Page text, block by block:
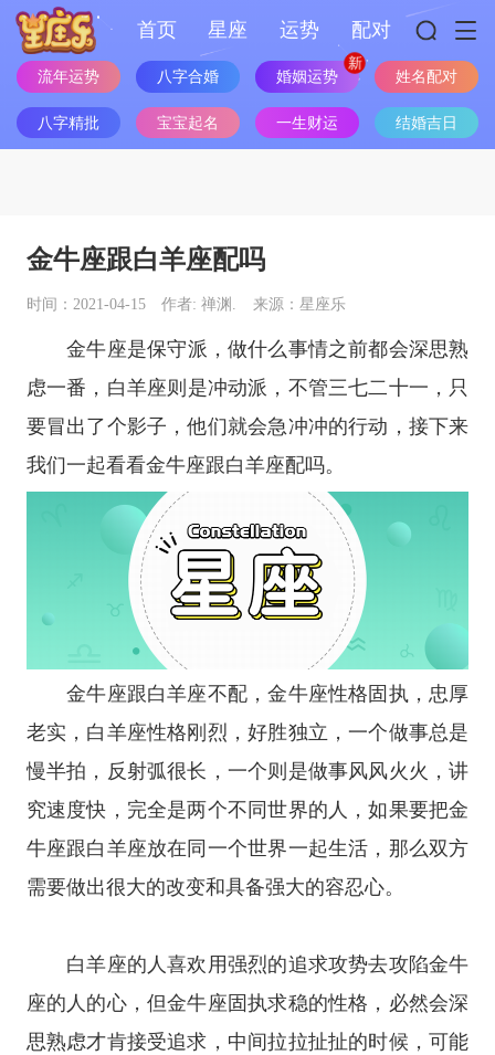
首页 星座 运势 配对
流年运势 八字合婚 婚姻运势 姓名配对
八字精批 宝宝起名 一生财运 结婚吉日
金牛座跟白羊座配吗
时间：2021-04-15 作者: 禅渊. 来源：星座乐
金牛座是保守派，做什么事情之前都会深思熟
虑一番， 白羊座则是冲动派，不管三七二十一，只
要冒出了个影子，他们就会急冲冲的行动，接下来
我们一起看看金牛座跟白羊座配吗。
金牛座跟白羊座不配，金牛座性格固执，忠厚
老实，白羊座性格刚烈，好胜独立，一个做事总是
慢半拍，反射弧很长，一个则是做事风风火火，讲
究速度快，完全是两个不同世界的人，如果要把金
牛座跟白羊座放在同一个世界一起生活，那么双方
需要做出很大的改变和具备强大的容忍心。
白羊座的人喜欢用强烈的追求攻势去攻陷金牛
座的人的心，但金牛座固执求稳的性格，必然会深
思熟虑才肯接受追求，中间拉拉扯扯的时候，可能